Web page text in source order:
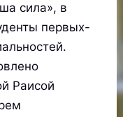
сила», в
первых-
Раисой